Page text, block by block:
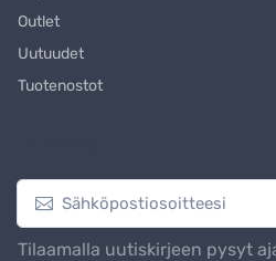
Outlet
Uutuudet
Tuotenostot
Tilaamalla uutiskirjeen pysyt